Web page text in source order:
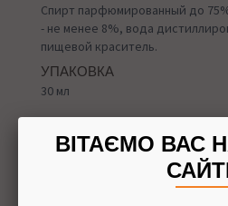
Спирт парфюмированный до
- не менее 8%, вода
пищевой краситель.
УПАКОВКА
30 мл
Назад в
ВІТАЄМО ВАС